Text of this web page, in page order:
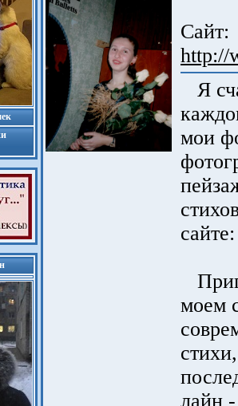
Сайт:
http://
Я
мои
моем
лайн